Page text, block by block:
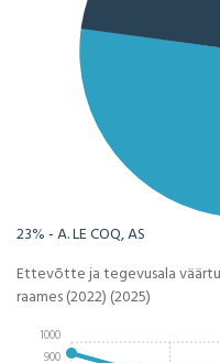
23% - A. LE COQ, AS
Ettevõtte ja tegevusala
raames (2022) (2025)
900
1000